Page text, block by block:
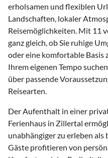
erholsamen und flexiblen
Landschaften, lokaler
Reisemöglichkeiten. Mit 11
ganz gleich, ob Sie ruhige
oder eine komfortable Basis
Ihrem eigenen Tempo
über passende
Reisearten.
Der Aufenthalt in einer
Ferienhaus in Zillertal
unabhängiger zu erleben
Gäste profitieren von